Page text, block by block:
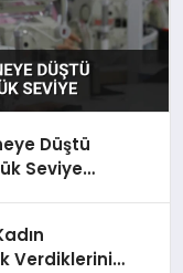
Düştü
Seviye
Verdiklerini